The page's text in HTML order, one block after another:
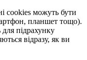
cookies можуть бути
планшет тощо).
підрахунку
відразу, як ви